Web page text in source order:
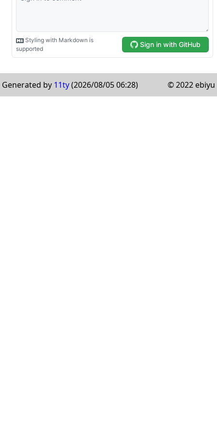
Generated by 11ty(2026/08/05 06:28) © 2022 ebiyu